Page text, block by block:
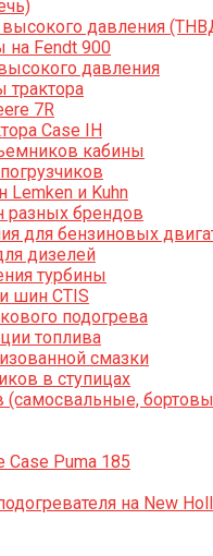
высокого давления
на Fendt 900
давления
трактора
7R
Case IH
кабины
Lemken и Kuhn
разных брендов
для бензиновых
дизелей
турбины
шин CTIS
подогрева
топлива
смазки
в ступицах
(самосвальные,
Case Puma 185
на New